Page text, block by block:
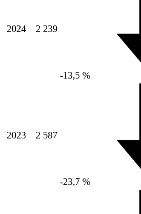
2024 2 239
-13,5 %
2023 2 587
-23,7 %